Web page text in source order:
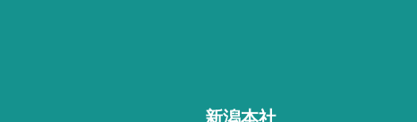
新潟本社